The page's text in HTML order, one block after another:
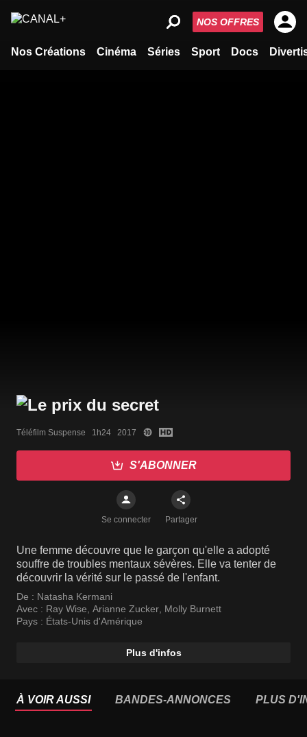
Nos Créations Cinéma Séries Sport Docs
NOS OFFRES
Téléfilm Suspense   1h24   2017
S'ABONNER
Se connecter Partager
Une femme découvre que le garçon qu'elle a adopté
souffre de troubles mentaux sévères. Elle va tenter de
découvrir la vérité sur le passé de l'enfant.
De : Natasha Kermani
Avec : Ray Wise, Arianne Zucker, Molly Burnett
Pays : États-Unis d'Amérique
Plus d'infos
À VOIR AUSSI BANDES-ANNONCES PLUS